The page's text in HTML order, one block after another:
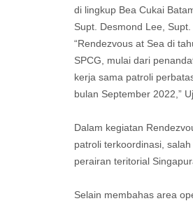
di lingkup Bea Cukai
Supt. Desmond Lee,
“Rendezvous at Sea di
SPCG, mulai dari
kerja sama patroli
bulan September 2022,”
Dalam kegiatan
patroli terkoordinasi,
perairan teritorial
Selain membahas area